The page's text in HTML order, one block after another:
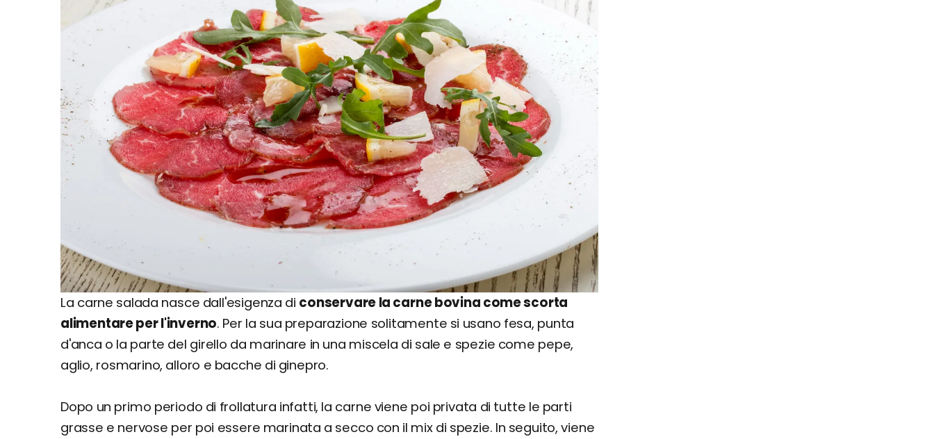
La carne salada nasce dall'esigenza di conservare la carne bovina come scorta
alimentare per l'inverno. Per la sua preparazione solitamente si usano fesa, punta
d'anca o la parte del girello da marinare in una miscela di sale e spezie come pepe,
aglio, rosmarino, alloro e bacche di ginepro.
Dopo un primo periodo di frollatura infatti, la carne viene poi privata di tutte le parti
grasse e nervose per poi essere marinata a secco con il mix di spezie. In seguito, viene